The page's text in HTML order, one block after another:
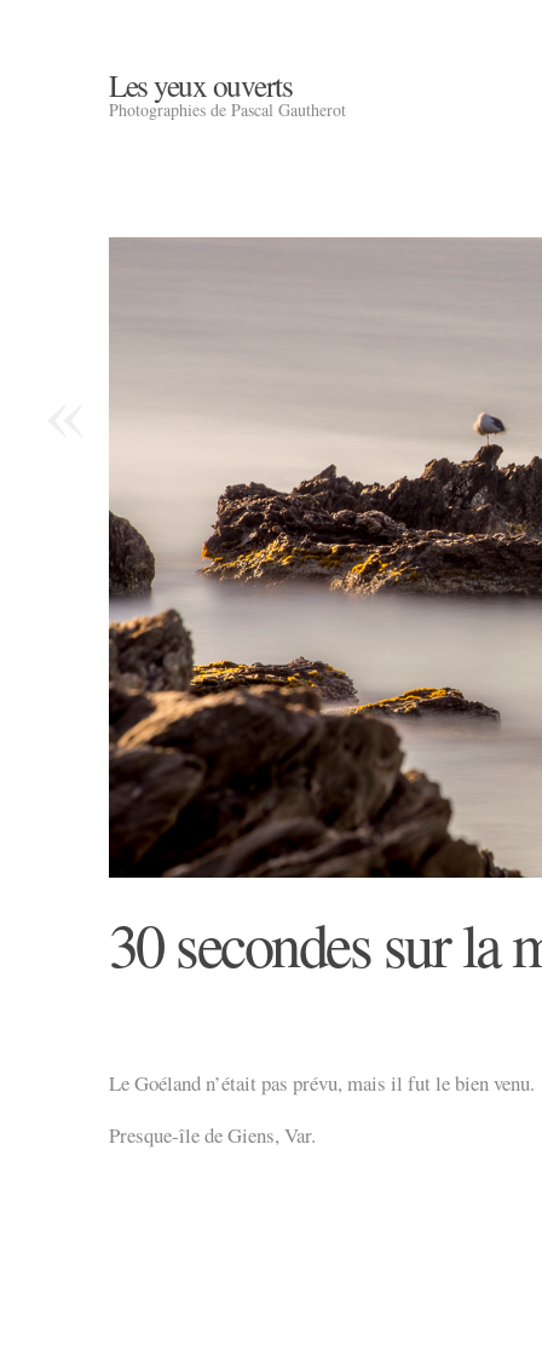
Les yeux ouverts
Photographies de Pascal Gautherot
30 secondes sur la
Le Goéland n’était pas prévu, mais il fut le bien venu.
Presque-île de Giens, Var.